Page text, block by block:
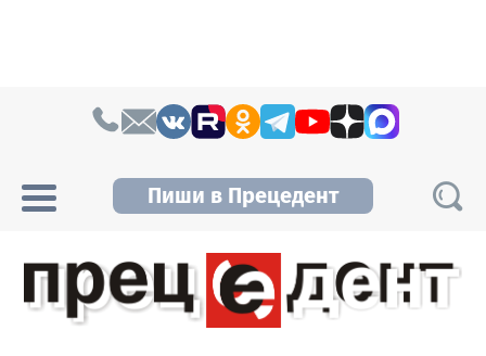
Пиши в Прецедент